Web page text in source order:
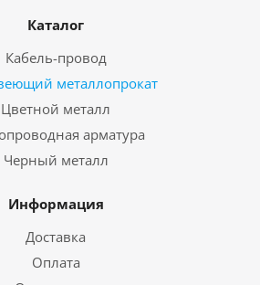
Каталог
Кабель-провод
металлопрокат
Цветной металл
арматура
Черный металл
Информация
Доставка
Оплата